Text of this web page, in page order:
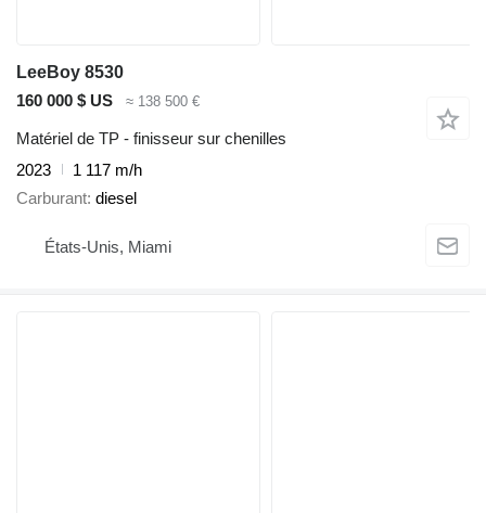
LeeBoy 8530
160 000 $ US
≈ 138 500 €
Matériel de TP - finisseur sur chenilles
2023
1 117 m/h
Carburant diesel
États-Unis, Miami